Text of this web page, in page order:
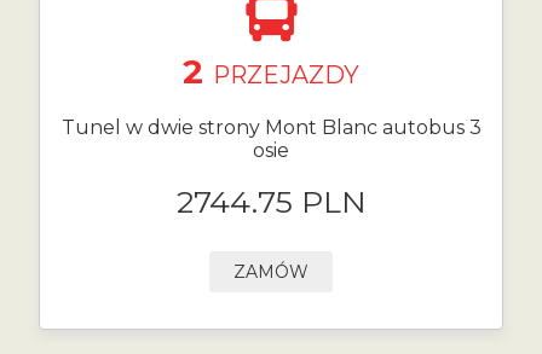
2 PRZEJAZDY
Tunel w dwie strony Mont Blanc autobus 3
osie
2744.75 PLN
ZAMÓW